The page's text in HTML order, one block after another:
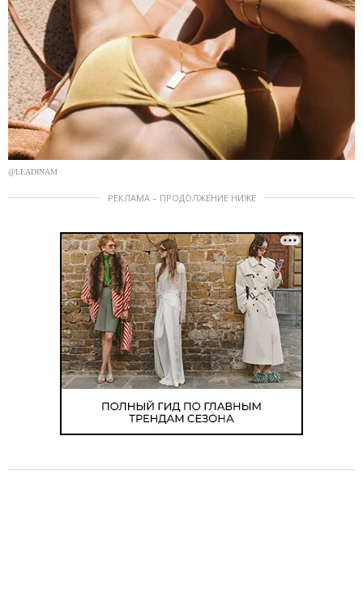
@LEADINAM
РЕКЛАМА – ПРОДОЛЖЕНИЕ НИЖЕ